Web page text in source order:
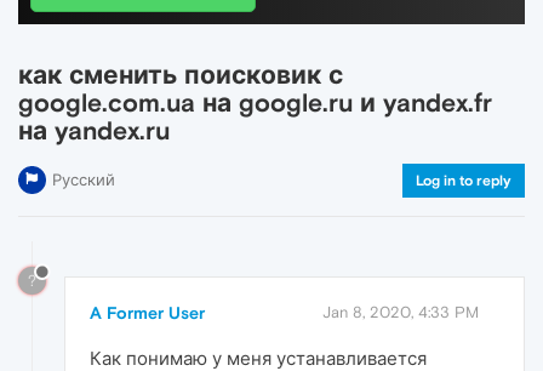
как сменить поисковик с
google.com.ua на google.ru и yandex.fr
на yandex.ru
Русский Log in to reply
?
A Former User Jan 8, 2020, 4:33 PM
Как понимаю у меня устанавливается